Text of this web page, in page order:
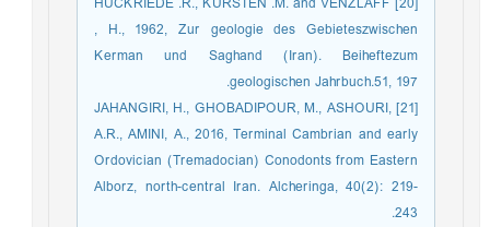
, H., 1962, Zur geologie des Gebieteszwischen
Kerman und Saghand (Iran). Beiheftezum
geologischen Jahrbuch.51, 197.
[21] JAHANGIRI, H., GHOBADIPOUR, M., ASHOURI,
A.R., AMINI, A., 2016, Terminal Cambrian and early
Ordovician (Tremadocian) Conodonts from Eastern
Alborz, north-central Iran. Alcheringa, 40(2): 219-
243.